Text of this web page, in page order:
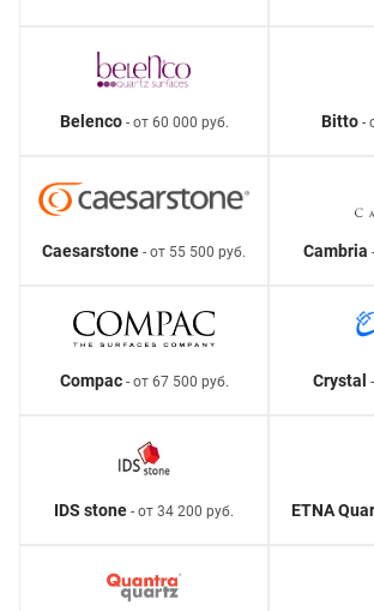
Belenco- от 60 000 руб. Bitto -
Caesarstone - от 55 500 руб. Cambria
Compac- от 67 500 руб. Crystal
IDS stone - от 34 200 руб. ETNA